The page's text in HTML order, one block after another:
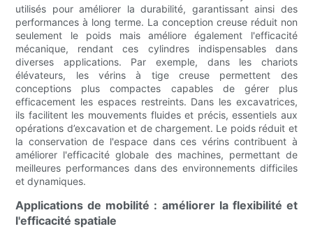
utilisés pour améliorer la durabilité, garantissant ainsi des
performances à long terme. La conception creuse réduit non
seulement le poids mais améliore également l'efficacité
mécanique, rendant ces cylindres indispensables dans
diverses applications. Par exemple, dans les chariots
élévateurs, les vérins à tige creuse permettent des
conceptions plus compactes capables de gérer plus
efficacement les espaces restreints. Dans les excavatrices,
ils facilitent les mouvements fluides et précis, essentiels aux
opérations d’excavation et de chargement. Le poids réduit et
la conservation de l'espace dans ces vérins contribuent à
améliorer l'efficacité globale des machines, permettant de
meilleures performances dans des environnements difficiles
et dynamiques.
Applications de mobilité : améliorer la flexibilité et
l'efficacité spatiale